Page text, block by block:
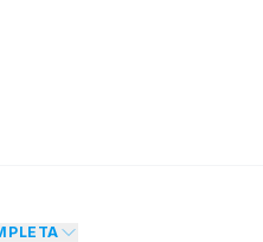
esse cupom.